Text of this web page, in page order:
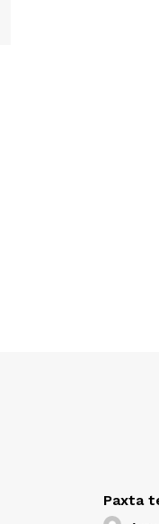
Paxta